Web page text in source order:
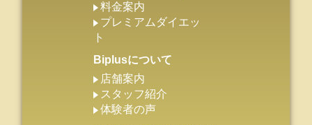
料金案内
プレミアムダイエッ
ト
Biplusについて
店舗案内
スタッフ紹介
体験者の声